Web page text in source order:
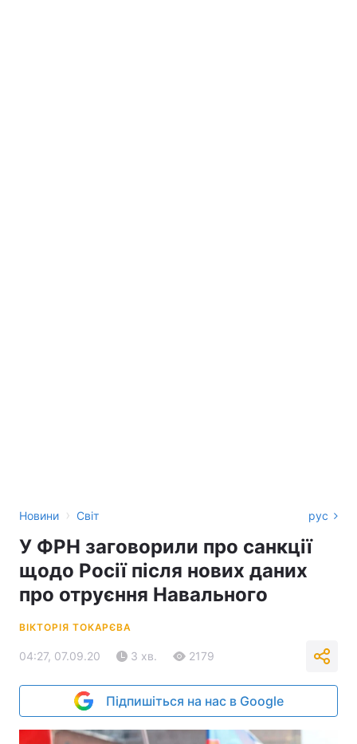
Новини › Світ рус
У ФРН заговорили про санкції
щодо Росії після нових даних
про отруєння Навального
ВІКТОРІЯ ТОКАРЄВА
04:27, 07.09.20 3 хв. 2179
Підпишіться на нас в Google